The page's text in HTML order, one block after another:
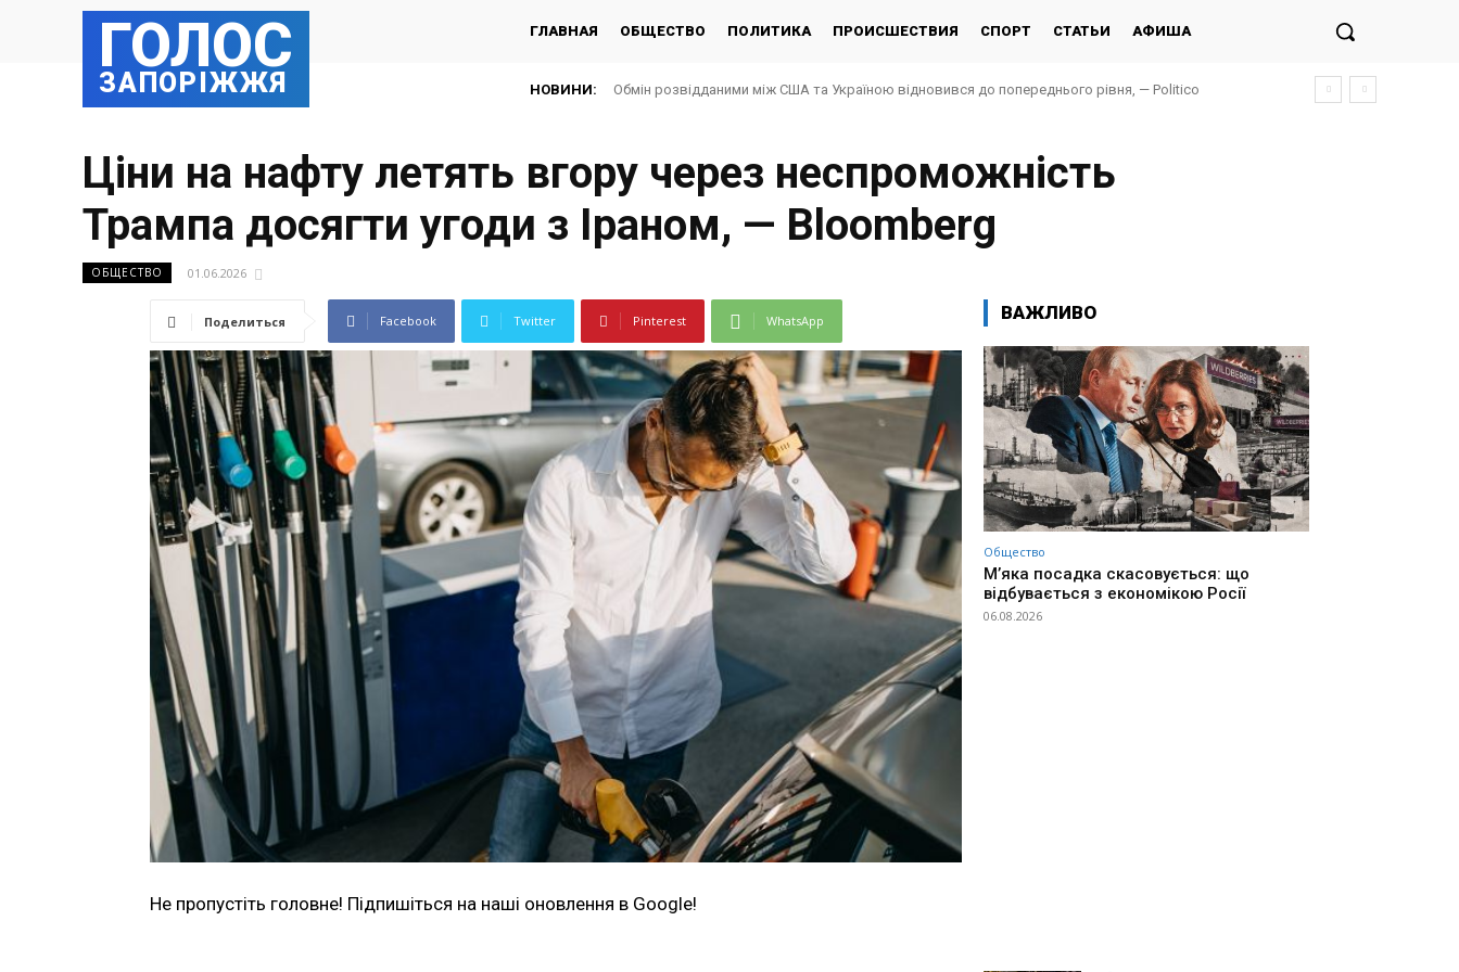
ГОЛОС
ЗАПОРІЖЖЯ
ГЛАВНАЯ ОБЩЕСТВО ПОЛИТИКА ПРОИСШЕСТВИЯ СПОРТ СТАТЬИ АФИША
НОВИНИ: Обмін розвідданими між США та Україною відновився до попереднього рівня, — Politico
Ціни на нафту летять вгору через неспроможність
Трампа досягти угоди з Іраном, — Bloomberg
ОБЩЕСТВО 01.06.2026
Поделиться Facebook Twitter Pinterest WhatsApp
Не пропустіть головне! Підпишіться на наші оновлення в Google!
ВАЖЛИВО
Общество
М’яка посадка скасовується: що
відбувається з економікою Росії
06.08.2026